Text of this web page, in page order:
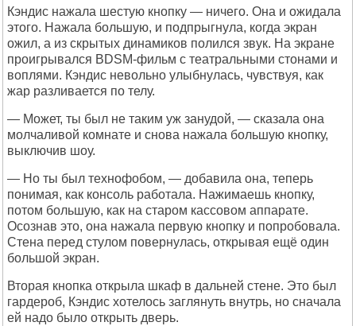
Кэндис нажала шестую кнопку — ничего. Она и ожидала
этого. Нажала большую, и подпрыгнула, когда экран
ожил, а из скрытых динамиков полился звук. На экране
проигрывался BDSM-фильм с театральными стонами и
воплями. Кэндис невольно улыбнулась, чувствуя, как
жар разливается по телу.
— Может, ты был не таким уж занудой, — сказала она
молчаливой комнате и снова нажала большую кнопку,
выключив шоу.
— Но ты был технофобом, — добавила она, теперь
понимая, как консоль работала. Нажимаешь кнопку,
потом большую, как на старом кассовом аппарате.
Осознав это, она нажала первую кнопку и попробовала.
Стена перед стулом повернулась, открывая ещё один
большой экран.
Вторая кнопка открыла шкаф в дальней стене. Это был
гардероб, Кэндис хотелось заглянуть внутрь, но сначала
ей надо было открыть дверь.